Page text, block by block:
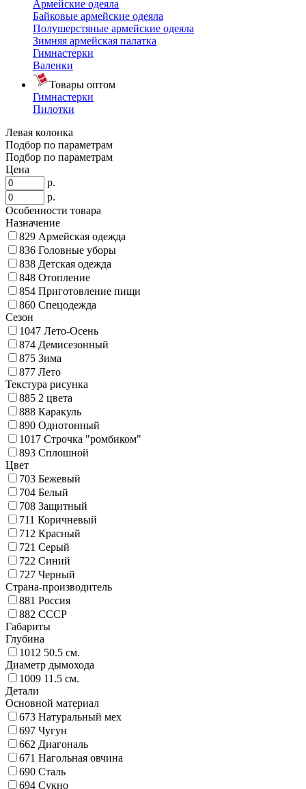
Армейские одеяла
Байковые армейские одеяла
Полушерстяные армейские одеяла
Зимняя армейская палатка
Гимнастерки
Валенки
Товары оптом
Гимнастерки
Пилотки
Левая колонка
Подбор по параметрам
Подбор по параметрам
Цена
р.
р.
Особенности товара
Назначение
829 Армейская одежда
836 Головные уборы
838 Детская одежда
848 Отопление
854 Приготовление пищи
860 Спецодежда
Сезон
1047 Лето-Осень
874 Демисезонный
875 Зима
877 Лето
Текстура рисунка
885 2 цвета
888 Каракуль
890 Однотонный
1017 Строчка "ромбиком"
893 Сплошной
Цвет
703 Бежевый
704 Белый
708 Защитный
711 Коричневый
712 Красный
721 Серый
722 Синий
727 Черный
Страна-производитель
881 Россия
882 СССР
Габариты
Глубина
1012 50.5 см.
Диаметр дымохода
1009 11.5 см.
Детали
Основной материал
673 Натуральный мех
697 Чугун
662 Диагональ
671 Нагольная овчина
690 Сталь
694 Сукно